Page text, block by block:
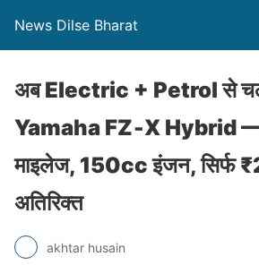
News Dilse Bharat
अब Electric + Petrol से
Yamaha FZ‑X Hybrid
माइलेज, 150cc इंजन, सिर्फ
अतिरिक्त
akhtar husain